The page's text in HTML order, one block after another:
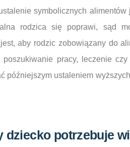
symbolicznych
rodzica się poprawi, sąd
aby rodzic zobowiązany do
pracy, leczenie
późniejszym ustaleniem
dziecko potrzebuje